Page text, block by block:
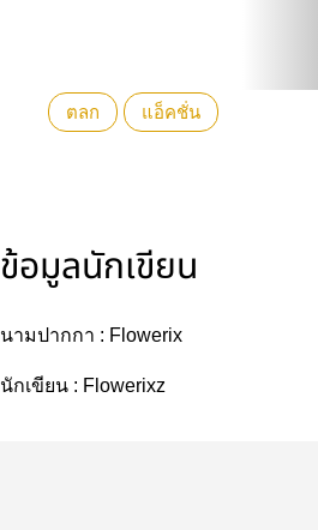
ตลก แอ็คชั่น
ข้อมูลนักเขียน
นามปากกา : Flowerix
นักเขียน : Flowerixz